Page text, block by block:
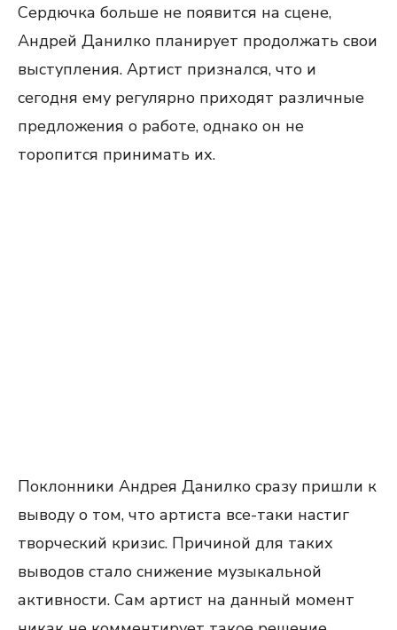
Сердючка больше не появится на сцене,
Андрей Данилко планирует продолжать свои
выступления. Артист признался, что и
сегодня ему регулярно приходят различные
предложения о работе, однако он не
торопится принимать их.
Поклонники Андрея Данилко сразу пришли к
выводу о том, что артиста все-таки настиг
творческий кризис. Причиной для таких
выводов стало снижение музыкальной
активности. Сам артист на данный момент